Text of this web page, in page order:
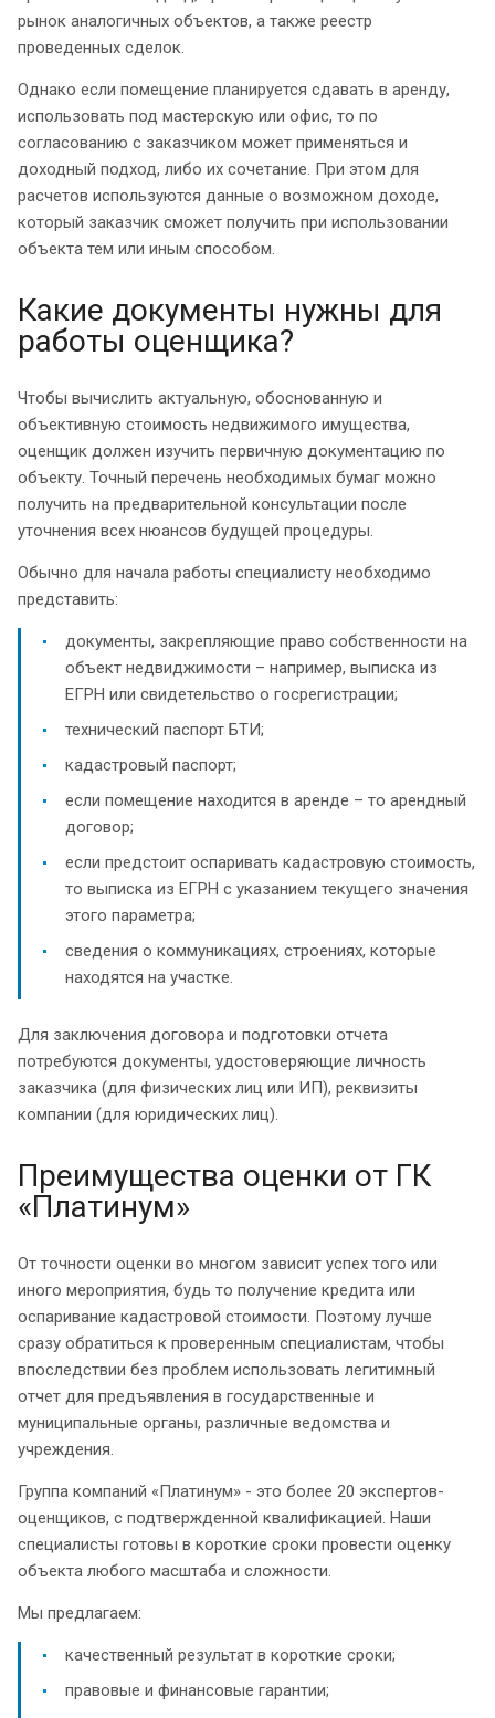
рынок аналогичных объектов, а также реестр
проведенных сделок.
Однако если помещение планируется сдавать в аренду,
использовать под мастерскую или офис, то по
согласованию с заказчиком может применяться и
доходный подход, либо их сочетание. При этом для
расчетов используются данные о возможном доходе,
который заказчик сможет получить при использовании
объекта тем или иным способом.
Какие документы нужны для
работы оценщика?
Чтобы вычислить актуальную, обоснованную и
объективную стоимость недвижимого имущества,
оценщик должен изучить первичную документацию по
объекту. Точный перечень необходимых бумаг можно
получить на предварительной консультации после
уточнения всех нюансов будущей процедуры.
Обычно для начала работы специалисту необходимо
представить:
документы, закрепляющие право собственности на
объект недвиджимости – например, выписка из
ЕГРН или свидетельство о госрегистрации;
технический паспорт БТИ;
кадастровый паспорт;
если помещение находится в аренде – то арендный
договор;
если предстоит оспаривать кадастровую стоимость,
то выписка из ЕГРН с указанием текущего значения
этого параметра;
сведения о коммуникациях, строениях, которые
находятся на участке.
Для заключения договора и подготовки отчета
потребуются документы, удостоверяющие личность
заказчика (для физических лиц или ИП), реквизиты
компании (для юридических лиц).
Преимущества оценки от ГК
«Платинум»
От точности оценки во многом зависит успех того или
иного мероприятия, будь то получение кредита или
оспаривание кадастровой стоимости. Поэтому лучше
сразу обратиться к проверенным специалистам, чтобы
впоследствии без проблем использовать легитимный
отчет для предъявления в государственные и
муниципальные органы, различные ведомства и
учреждения.
Группа компаний «Платинум» - это более 20 экспертов-
оценщиков, с подтвержденной квалификацией. Наши
специалисты готовы в короткие сроки провести оценку
объекта любого масштаба и сложности.
Мы предлагаем:
качественный результат в короткие сроки;
правовые и финансовые гарантии;